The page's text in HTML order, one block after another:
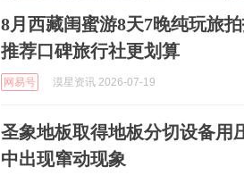
8月西藏闺蜜游8天7晚纯玩旅
推荐口碑旅行社更划算
网易号 漠星资讯 2026-07-19
圣象地板取得地板分切设备用
中出现窜动现象